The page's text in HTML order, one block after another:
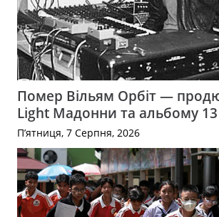
Помер Вільям Орбіт —
Light Мадонни та альбому 13
П’ятниця, 7 Серпня, 2026